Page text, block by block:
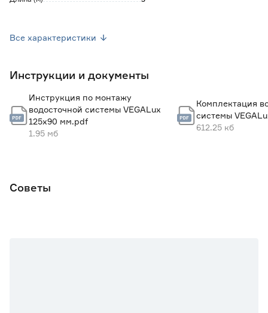
Страна производства Россия
Все характеристики
Инструкции и документы
Инструкция по монтажу
водосточной системы VEGALux
125x90 мм.pdf
1.95 мб
Комплектация
системы
612.25 кб
Советы